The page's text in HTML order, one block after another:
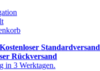
Standardversand
Rückversand
in 3 Werktagen.